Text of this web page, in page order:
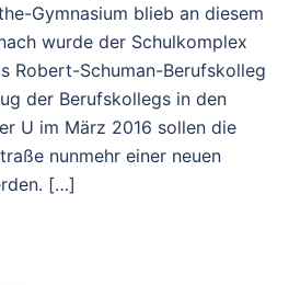
Gymnasium blieb an diesem
wurde der Schulkomplex
Robert-Schuman-Berufskolleg
der Berufskollegs in den
U im März 2016 sollen die
nunmehr einer neuen
[…]